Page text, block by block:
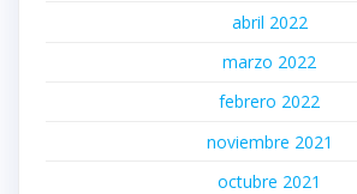
abril 2022
marzo 2022
febrero 2022
noviembre 2021
octubre 2021